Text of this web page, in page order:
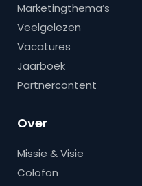
Marketingthema’s
Veelgelezen
Vacatures
Jaarboek
Partnercontent
Over
Missie & Visie
Colofon